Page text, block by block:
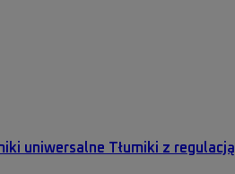
uniwersalne Tłumiki z